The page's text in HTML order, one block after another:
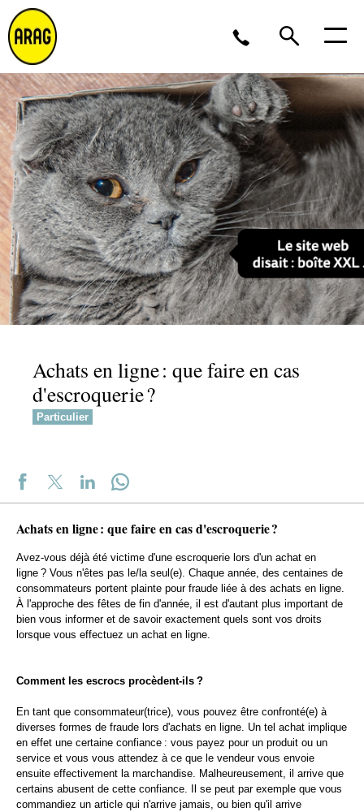
Lu/Je 9 – 17, Ve 9 -16
02 643 12 11
Achats en ligne : que faire en cas
d'escroquerie ?
Particulier
Achats en ligne : que faire en cas d'escroquerie ?
Avez-vous déjà été victime d'une escroquerie lors d'un achat en
ligne ? Vous n'êtes pas le/la seul(e). Chaque année, des centaines de
consommateurs portent plainte pour fraude liée à des achats en ligne.
À l'approche des fêtes de fin d'année, il est d'autant plus important de
bien vous informer et de savoir exactement quels sont vos droits
lorsque vous effectuez un achat en ligne.
Comment les escrocs procèdent-ils ?
En tant que consommateur(trice), vous pouvez être confronté(e) à
diverses formes de fraude lors d'achats en ligne. Un tel achat implique
en effet une certaine confiance : vous payez pour un produit ou un
service et vous vous attendez à ce que le vendeur vous envoie
ensuite effectivement la marchandise. Malheureusement, il arrive que
certains abusent de cette confiance. Il se peut par exemple que vous
commandiez un article qui n'arrive jamais, ou bien qu'il arrive